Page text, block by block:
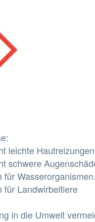
leichte Hautreizungen
schwere
für Wasserorganismen.
für Landwirbeltiere
in die Umwelt